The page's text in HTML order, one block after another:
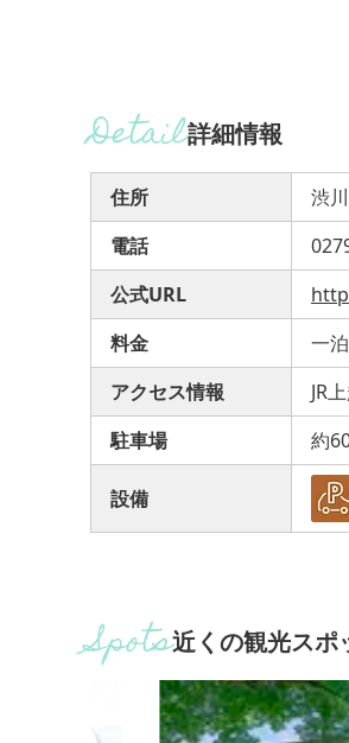
詳細情報
住所
渋
電話
公式URL
料金
一
アクセス情報
JR
駐車場
約
設備
近くの観光スポ